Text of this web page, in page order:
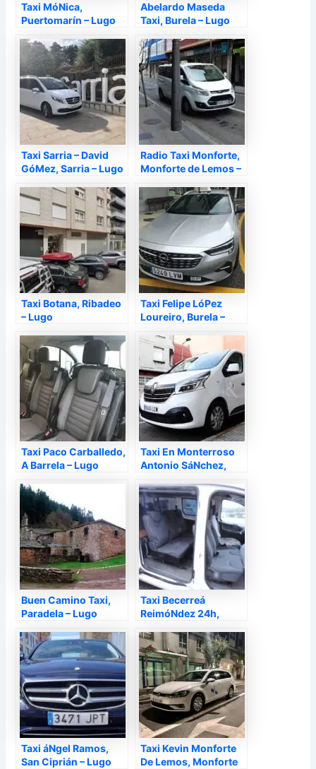
Taxi MóNica,
Puertomarín – Lugo
Abelardo Maseda
Taxi, Burela – Lugo
Taxi Sarria – David
GóMez, Sarria – Lugo
Radio Taxi Monforte,
Monforte de Lemos –
Taxi Botana, Ribadeo
– Lugo
Taxi Felipe LóPez
Loureiro, Burela –
Taxi Paco Carballedo,
A Barrela – Lugo
Taxi En Monterroso
Antonio SáNchez,
Buen Camino Taxi,
Paradela – Lugo
Taxi Becerreá
ReimóNdez 24h,
Taxi áNgel Ramos,
San Ciprián – Lugo
Taxi Kevin Monforte
De Lemos, Monforte